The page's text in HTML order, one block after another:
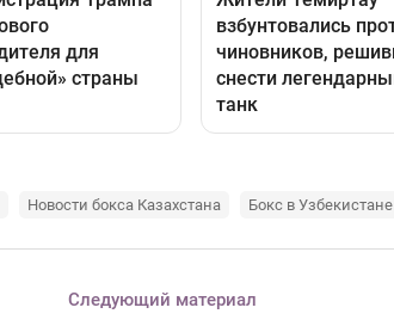
Новости бокса Казахстана Бокс в Узбекистане
Следующий материал